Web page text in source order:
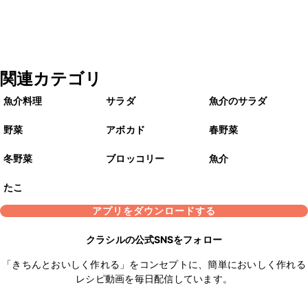
関連カテゴリ
魚介料理 サラダ 魚介のサラダ
野菜 アボカド 春野菜
冬野菜 ブロッコリー 魚介
たこ
アプリをダウンロードする
クラシルの公式SNSをフォロー
「きちんとおいしく作れる」をコンセプトに、簡単においしく作れる
レシピ動画を毎日配信しています。